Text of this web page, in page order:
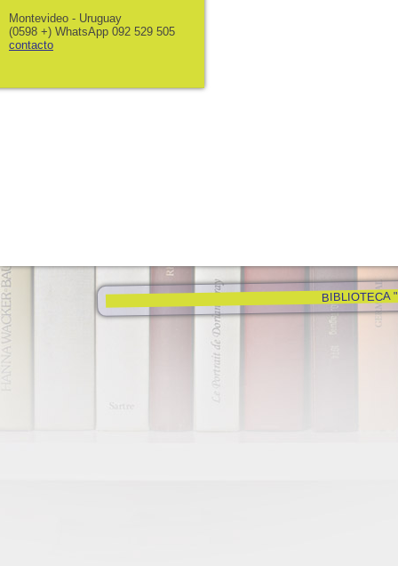
BIBLIOTECA
Montevideo - Uruguay
(0598 +) WhatsApp 092 529 505
contacto